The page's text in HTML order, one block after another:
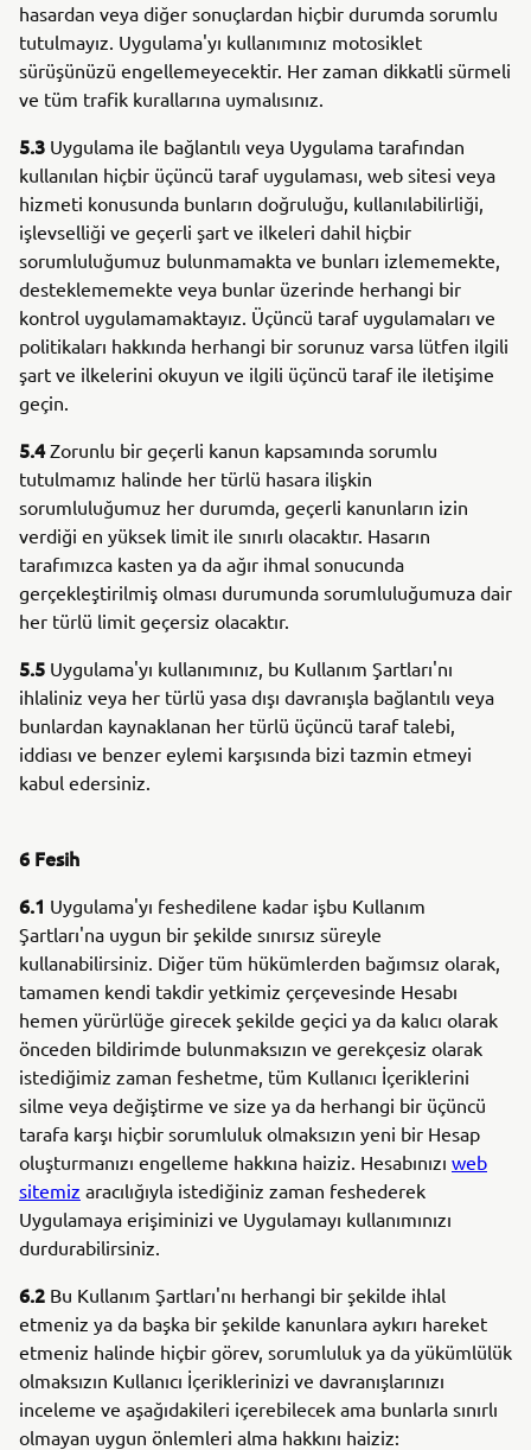
hasardan veya diğer sonuçlardan hiçbir durumda sorumlu
tutulmayız. Uygulama'yı kullanımınız motosiklet
sürüşünüzü engellemeyecektir. Her zaman dikkatli sürmeli
ve tüm trafik kurallarına uymalısınız.
5.3 Uygulama ile bağlantılı veya Uygulama tarafından
kullanılan hiçbir üçüncü taraf uygulaması, web sitesi veya
hizmeti konusunda bunların doğruluğu, kullanılabilirliği,
işlevselliği ve geçerli şart ve ilkeleri dahil hiçbir
sorumluluğumuz bulunmamakta ve bunları izlememekte,
desteklememekte veya bunlar üzerinde herhangi bir
kontrol uygulamamaktayız. Üçüncü taraf uygulamaları ve
politikaları hakkında herhangi bir sorunuz varsa lütfen ilgili
şart ve ilkelerini okuyun ve ilgili üçüncü taraf ile iletişime
geçin.
5.4Zorunlu bir geçerli kanun kapsamında sorumlu
tutulmamız halinde her türlü hasara ilişkin
sorumluluğumuz her durumda, geçerli kanunların izin
verdiği en yüksek limit ile sınırlı olacaktır. Hasarın
tarafımızca kasten ya da ağır ihmal sonucunda
gerçekleştirilmiş olması durumunda sorumluluğumuza dair
her türlü limit geçersiz olacaktır.
5.5 Uygulama'yı kullanımınız, bu Kullanım Şartları'nı
ihlaliniz veya her türlü yasa dışı davranışla bağlantılı veya
bunlardan kaynaklanan her türlü üçüncü taraf talebi,
iddiası ve benzer eylemi karşısında bizi tazmin etmeyi
kabul edersiniz.
6 Fesih
6.1 Uygulama'yı feshedilene kadar işbu Kullanım
Şartları'na uygun bir şekilde sınırsız süreyle
kullanabilirsiniz. Diğer tüm hükümlerden bağımsız olarak,
tamamen kendi takdir yetkimiz çerçevesinde Hesabı
hemen yürürlüğe girecek şekilde geçici ya da kalıcı olarak
önceden bildirimde bulunmaksızın ve gerekçesiz olarak
istediğimiz zaman feshetme, tüm Kullanıcı İçeriklerini
silme veya değiştirme ve size ya da herhangi bir üçüncü
tarafa karşı hiçbir sorumluluk olmaksızın yeni bir Hesap
oluşturmanızı engelleme hakkına haiziz. Hesabınızı web
sitemiz aracılığıyla istediğiniz zaman feshederek
Uygulamaya erişiminizi ve Uygulamayı kullanımınızı
durdurabilirsiniz.
6.2 Bu Kullanım Şartları'nı herhangi bir şekilde ihlal
etmeniz ya da başka bir şekilde kanunlara aykırı hareket
etmeniz halinde hiçbir görev, sorumluluk ya da yükümlülük
olmaksızın Kullanıcı İçeriklerinizi ve davranışlarınızı
inceleme ve aşağıdakileri içerebilecek ama bunlarla sınırlı
olmayan uygun önlemleri alma hakkını haiziz: